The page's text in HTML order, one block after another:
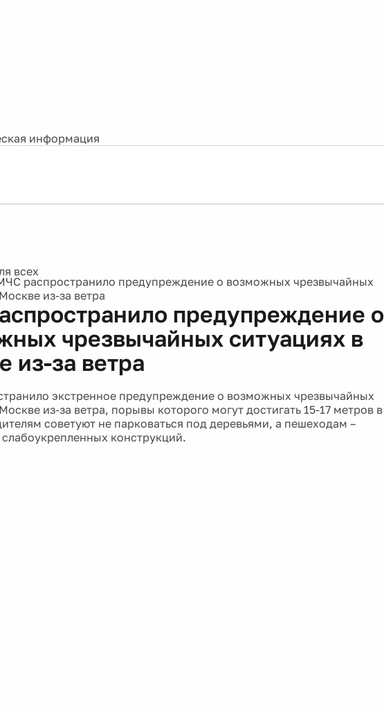
информация
распространило предупреждение о возможных чрезвычайных
из-за ветра
предупреждение о
чрезвычайных ситуациях в
из-за ветра
экстренное предупреждение о возможных чрезвычайных
из-за ветра, порывы которого могут достигать 15-17 метров в
советуют не парковаться под деревьями, а пешеходам –
слабоукрепленных конструкций.